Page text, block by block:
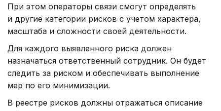
При этом операторы связи смогут определять
и другие категории рисков с учетом характера,
масштаба и сложности своей деятельности.
Для каждого выявленного риска должен
назначаться ответственный сотрудник. Он будет
следить за риском и обеспечивать выполнение
мер по его минимизации.
В реестре рисков должны отражаться описание